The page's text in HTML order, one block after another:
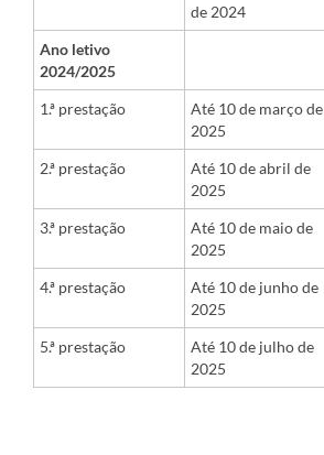
de 2024
Ano letivo
2024/2025
1.ª prestação
Até 10 de março de
2025
2.ª prestação
Até 10 de abril de
2025
3.ª prestação
Até 10 de maio de
2025
4.ª prestação
Até 10 de junho de
2025
5.ª prestação
Até 10 de julho de
2025